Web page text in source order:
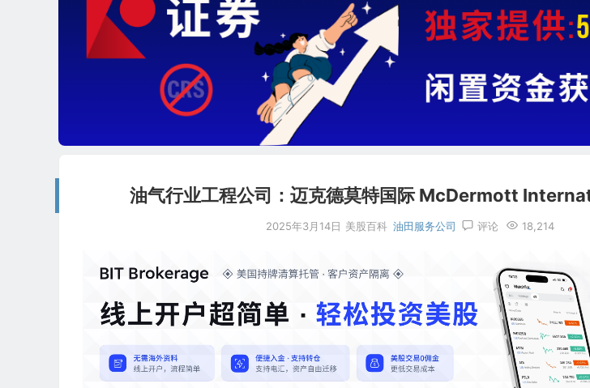
油气行业工程公司：迈克德莫特国际 McDermott
2025年3月14日 美股百科 油田服务公司 评论 18,214